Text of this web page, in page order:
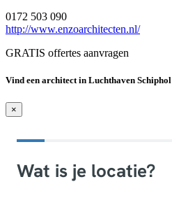
0172 503 090
http://www.enzoarchitecten.nl/
GRATIS offertes aanvragen
Vind een architect in Luchthaven Schiphol
×